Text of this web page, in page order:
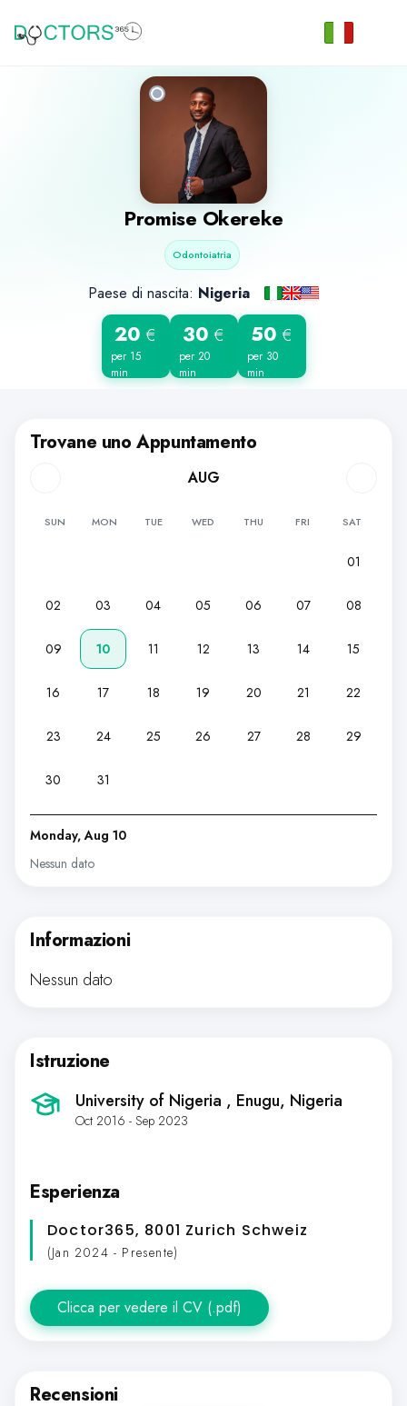
Promise Okereke
Odontoiatria
Paese di nascita: Nigeria
20 €
per 15
min
30 €
per 20
min
50 €
per 30
min
Trovane uno Appuntamento
AUG
SUN MON TUE WED THU FRI SAT
01
02 03 04 05 06 07 08
09 10 11 12 13 14 15
16 17 18 19 20 21 22
23 24 25 26 27 28 29
30 31
Monday, Aug 10
Nessun dato
Informazioni
Nessun dato
Istruzione
University of Nigeria , Enugu, Nigeria
Oct 2016 - Sep 2023
Esperienza
Doctor365, 8001 Zurich Schweiz
(Jan 2024 - Presente)
Clicca per vedere il CV (.pdf)
Recensioni